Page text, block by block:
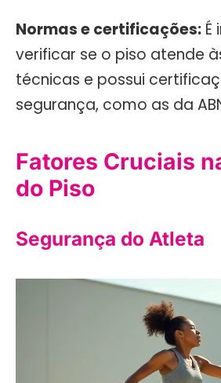
Normas e certificações: É
verificar se o piso atende
técnicas e possui
segurança, como as da
Fatores Cruciais
do Piso
Segurança do Atleta